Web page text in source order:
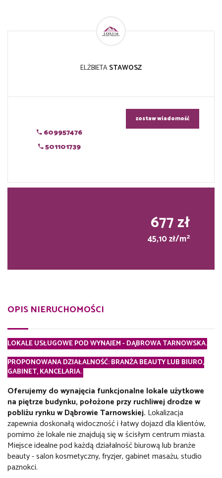
ELŻBIETASTAWOSZ
609957476
501101739
zostaw wiadomość
677 zł
45,10 zł/m2
OPIS NIERUCHOMOŚCI
LOKALE USŁUGOWE POD WYNAJEM - DĄBROWA TARNOWSKA.
PROPONOWANA DZIAŁALNOŚĆ: BRANŻA BEAUTY LUB BIURO,
GABINET, KANCELARIA.
Oferujemy do wynajęcia funkcjonalne lokale użytkowe
na piętrze budynku, położone przy ruchliwej drodze w
pobliżu rynku w Dąbrowie Tarnowskiej. Lokalizacja
zapewnia doskonałą widoczność i łatwy dojazd dla klientów,
pomimo że lokale nie znajdują się w ścisłym centrum miasta.
Miejsce idealne pod każdą działalność biurową lub branże
beauty - salon kosmetyczny, fryzjer, gabinet masażu, studio
paznokci.